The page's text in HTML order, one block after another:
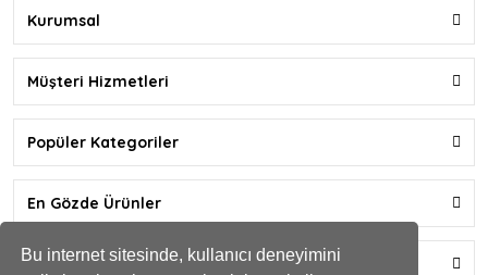
Bu internet sitesinde, kullanıcı deneyimini
Kurumsal
Müşteri Hizmetleri
Popüler Kategoriler
En Gözde Ürünler
Yardım